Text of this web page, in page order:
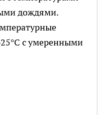
дождями.
с умеренными